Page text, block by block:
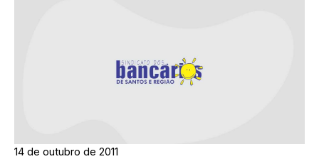
14 de outubro de 2011